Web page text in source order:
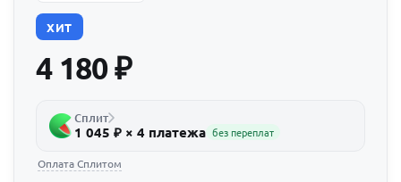
ХИТ
4 180₽
Сплит
1 045 ₽ × 4 платежа без переплат
Оплата Сплитом